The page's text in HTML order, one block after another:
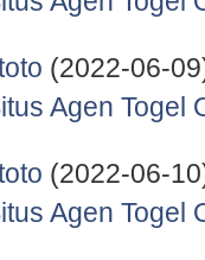
(2022-06-
Agen Togel
(2022-06-
Agen Togel